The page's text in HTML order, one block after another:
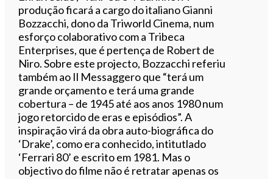
produção ficará a cargo do italiano Gianni
Bozzacchi, dono da Triworld Cinema, num
esforço colaborativo com a Tribeca
Enterprises, que é pertença de Robert de
Niro. Sobre este projecto, Bozzacchi referiu
também ao Il Messaggero que “terá um
grande orçamento e terá uma grande
cobertura – de 1945 até aos anos 1980 num
jogo retorcido de eras e episódios”. A
inspiração virá da obra auto-biográfica do
‘Drake’, como era conhecido, intitutlado
‘Ferrari 80’ e escrito em 1981. Mas o
objectivo do filme não é retratar apenas os